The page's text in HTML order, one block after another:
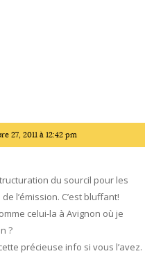
27, 2011 à 12:42 pm
du sourcil pour les
l’émission. C’est bluffant!
celui-la à Avignon où je
?
précieuse info si vous l’avez.